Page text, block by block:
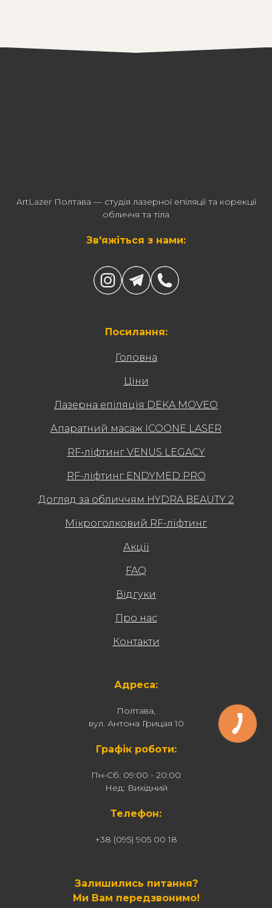
ArtLazer Полтава — студія лазерної епіляції та корекції
обличчя та тіла
Зв'яжіться з нами:
Посилання:
Головна
Ціни
Лазерна епіляція DEKA MOVEO
Апаратний масаж ICOONE LASER
RF-ліфтинг VENUS LEGACY
RF-ліфтинг ENDYMED PRO
Догляд за обличчям HYDRA BEAUTY 2
Мікроголковий RF-ліфтинг
Акції
FAQ
Відгуки
Про нас
Контакти
Адреса:
Полтава,
вул. Антона Грицая 10
Графік роботи:
Пн-Сб: 09:00 - 20:00
Нед: Вихідний
Телефон:
+38 (095) 905 00 18
Залишились питання?
Ми Вам передзвонимо!